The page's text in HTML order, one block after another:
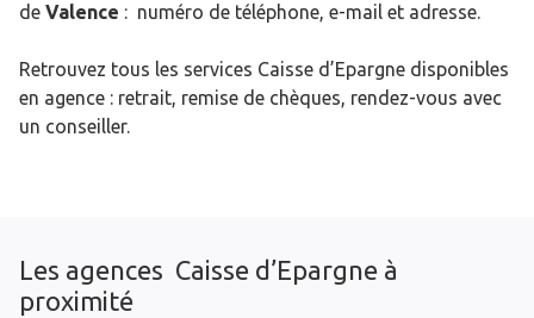
de Valence : numéro de téléphone, e-mail et adresse.
Retrouvez tous les services Caisse d’Epargne disponibles
en agence : retrait, remise de chèques, rendez-vous avec
un conseiller.
Les agences Caisse d’Epargne à
proximité